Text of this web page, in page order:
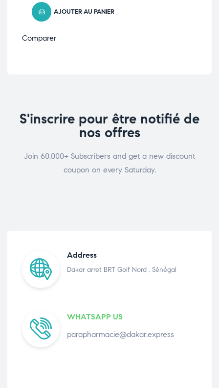
AJOUTER AU PANIER
Comparer
S'inscrire pour être notifié de
nos offres
Join 60.000+ Subscribers and get a new discount
coupon on every Saturday.
Address
Dakar arret BRT Golf Nord , Sénégal
WHATSAPP US
parapharmacie@dakar.express